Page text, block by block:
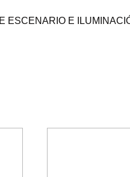
ESCENARIO E